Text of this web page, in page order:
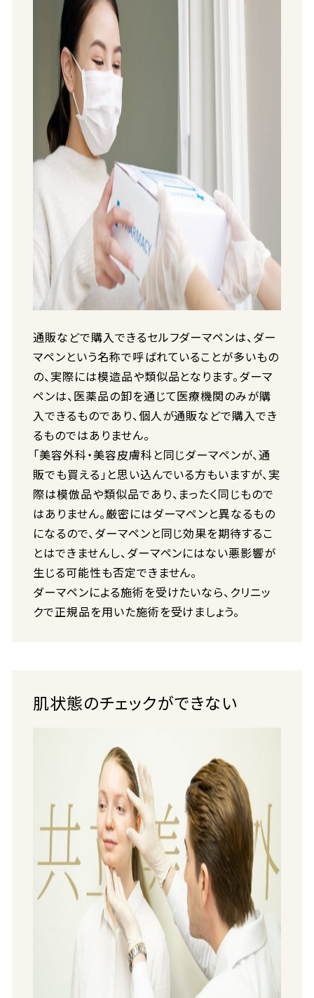
通販などで購入できるセルフダーマペンは、ダー
マペンという名称で呼ばれていることが多いもの
の、実際には模造品や類似品となります。ダーマ
ペンは、医薬品の卸を通じて医療機関のみが購
入できるものであり、個人が通販などで購入でき
るものではありません。
「美容外科・美容皮膚科と同じダーマペンが、通
販でも買える」と思い込んでいる方もいますが、実
際は模倣品や類似品であり、まったく同じもので
はありません。厳密にはダーマペンと異なるもの
になるので、ダーマペンと同じ効果を期待するこ
とはできませんし、ダーマペンにはない悪影響が
生じる可能性も否定できません。
ダーマペンによる施術を受けたいなら、クリニッ
クで正規品を用いた施術を受けましょう。
肌状態のチェックができない